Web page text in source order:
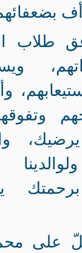
طلاب
على